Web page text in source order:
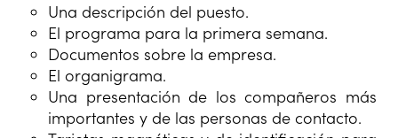
Una descripción del puesto.
El programa para la primera semana.
Documentos sobre la empresa.
El organigrama.
Una presentación de los compañeros más
importantes y de las personas de contacto.